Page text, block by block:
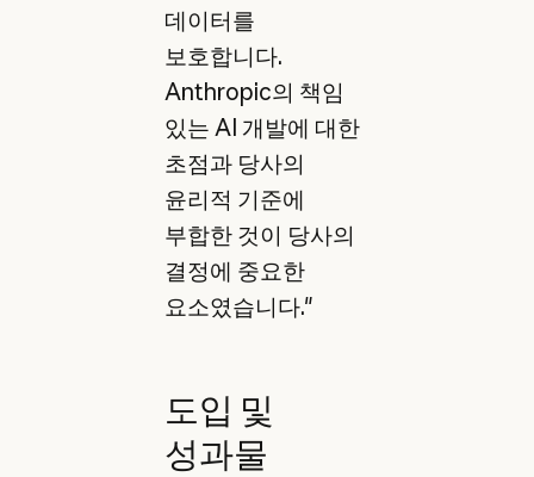
데이터를
보호합니다.
Anthropic의 책임
있는 AI 개발에 대한
초점과 당사의
윤리적 기준에
부합한 것이 당사의
결정에 중요한
요소였습니다."
도입 및
성과물